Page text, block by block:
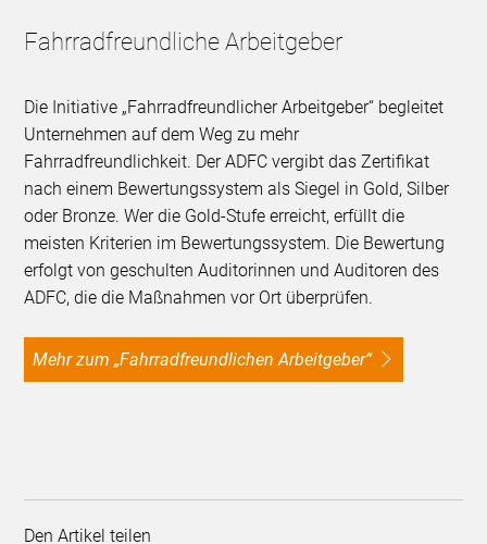
Fahrradfreundliche Arbeitgeber
Die Initiative „Fahrradfreundlicher Arbeitgeber“ begleitet
Unternehmen auf dem Weg zu mehr
Fahrradfreundlichkeit. Der ADFC vergibt das Zertifikat
nach einem Bewertungssystem als Siegel in Gold, Silber
oder Bronze. Wer die Gold-Stufe erreicht, erfüllt die
meisten Kriterien im Bewertungssystem. Die Bewertung
erfolgt von geschulten Auditorinnen und Auditoren des
ADFC, die die Maßnahmen vor Ort überprüfen.
Mehr zum „Fahrradfreundlichen Arbeitgeber“
Den Artikel teilen